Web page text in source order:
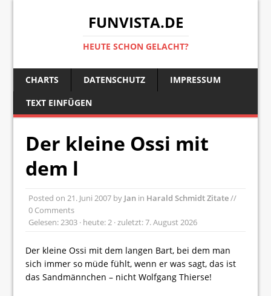
FUNVISTA.DE
HEUTE SCHON GELACHT?
CHARTS DATENSCHUTZ
IMPRESSUM
TEXT EINFÜGEN
Der kleine Ossi mit
dem l
Posted on21. Juni 2007 by Jan in Harald Schmidt Zitate//
0 Comments
Gelesen: 2303 · heute: 2 · zuletzt: 7. August 2026
Der kleine Ossi mit dem langen Bart, bei dem man
sich immer so müde fühlt, wenn er was sagt, das ist
das Sandmännchen – nicht Wolfgang Thierse!